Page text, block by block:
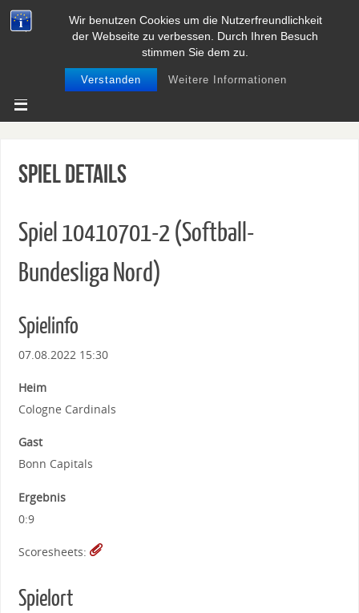
Wir benutzen Cookies um die Nutzerfreundlichkeit
der Webseite zu verbessen. Durch Ihren Besuch
stimmen Sie dem zu.
Verstanden Weitere Informationen
BASEBALL UND SOFTBALL IN
NIEDERSACHSEN
Spiel Details
Spiel 10410701-2 (Softball-
Bundesliga Nord)
Spielinfo
07.08.2022 15:30
Heim
Cologne Cardinals
Gast
Bonn Capitals
Ergebnis
0:9
Scoresheets:
Spielort